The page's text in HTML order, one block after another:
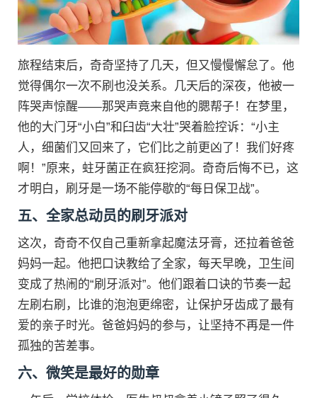
旅程结束后，奇奇坚持了几天，但又慢慢懈怠了。他
觉得偶尔一次不刷也没关系。几天后的深夜，他被一
阵哭声惊醒——那哭声竟来自他的腮帮子！在梦里，
他的大门牙“小白”和臼齿“大壮”哭着脸控诉：“小主
人，细菌们又回来了，它们比之前更凶了！我们好疼
啊！”原来，蛀牙菌正在疯狂挖洞。奇奇后悔不已，这
才明白，刷牙是一场不能停歇的“每日保卫战”。
五、全家总动员的刷牙派对
这次，奇奇不仅自己重新拿起魔法牙膏，还拉着爸爸
妈妈一起。他把口诀教给了全家，每天早晚，卫生间
变成了热闹的“刷牙派对”。他们跟着口诀的节奏一起
左刷右刷，比谁的泡泡更绵密，让保护牙齿成了最有
爱的亲子时光。爸爸妈妈的参与，让坚持不再是一件
孤独的苦差事。
六、微笑是最好的勋章